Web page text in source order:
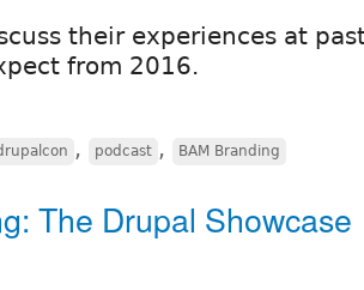
their experiences at
from 2016.
, podcast , BAM Branding
The Drupal Showcase